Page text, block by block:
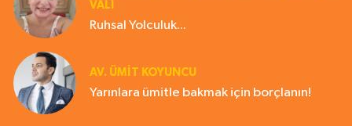
VALİ
Ruhsal Yolculuk...
AV. ÜMIT KOYUNCU
Yarınlara ümitle bakmak için borçlanın!